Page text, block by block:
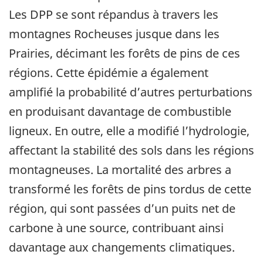
Les DPP se sont répandus à travers les
montagnes Rocheuses jusque dans les
Prairies, décimant les forêts de pins de ces
régions. Cette épidémie a également
amplifié la probabilité d’autres perturbations
en produisant davantage de combustible
ligneux. En outre, elle a modifié l’hydrologie,
affectant la stabilité des sols dans les régions
montagneuses. La mortalité des arbres a
transformé les forêts de pins tordus de cette
région, qui sont passées d’un puits net de
carbone à une source, contribuant ainsi
davantage aux changements climatiques.